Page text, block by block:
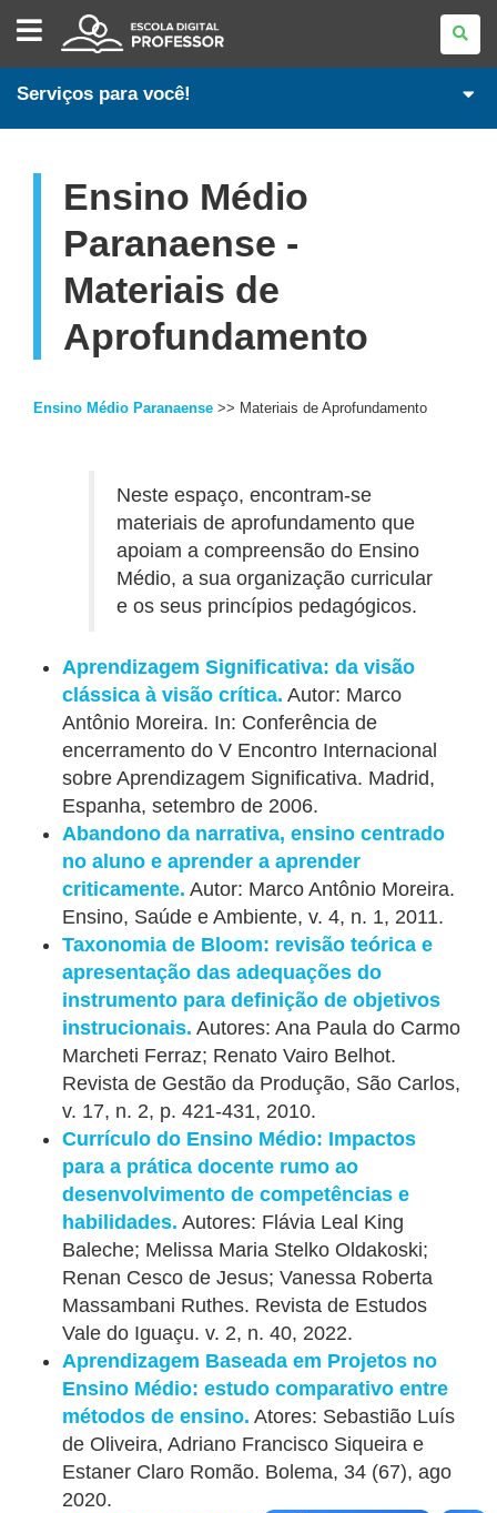
ESCOLA
DIGITAL
-
PROFESSORES
Serviços para você!
Ensino Médio
Paranaense -
Materiais de
Aprofundamento
Ensino Médio Paranaense >> Materiais de Aprofundamento
Neste espaço, encontram-se
materiais de aprofundamento que
apoiam a compreensão do Ensino
Médio, a sua organização curricular
e os seus princípios pedagógicos.
Aprendizagem Significativa: da visão
clássica à visão crítica. Autor: Marco
Antônio Moreira. In: Conferência de
encerramento do V Encontro Internacional
sobre Aprendizagem Significativa. Madrid,
Espanha, setembro de 2006.
Abandono da narrativa, ensino centrado
no aluno e aprender a aprender
criticamente. Autor: Marco Antônio Moreira.
Ensino, Saúde e Ambiente, v. 4, n. 1, 2011.
Taxonomia de Bloom: revisão teórica e
apresentação das adequações do
instrumento para definição de objetivos
instrucionais. Autores: Ana Paula do Carmo
Marcheti Ferraz; Renato Vairo Belhot.
Revista de Gestão da Produção, São Carlos,
v. 17, n. 2, p. 421-431, 2010.
Currículo do Ensino Médio: Impactos
para a prática docente rumo ao
desenvolvimento de competências e
habilidades. Autores: Flávia Leal King
Baleche; Melissa Maria Stelko Oldakoski;
Renan Cesco de Jesus; Vanessa Roberta
Massambani Ruthes. Revista de Estudos
Vale do Iguaçu. v. 2, n. 40, 2022.
Aprendizagem Baseada em Projetos no
Ensino Médio: estudo comparativo entre
métodos de ensino. Atores: Sebastião Luís
de Oliveira, Adriano Francisco Siqueira e
Estaner Claro Romão. Bolema, 34 (67), ago
2020.